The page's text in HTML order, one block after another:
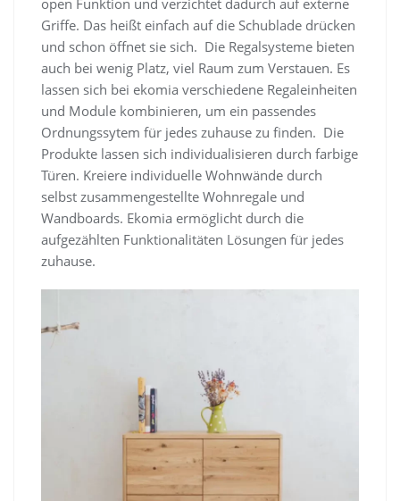
open Funktion und verzichtet dadurch auf externe
Griffe. Das heißt einfach auf die Schublade drücken
und schon öffnet sie sich. Die Regalsysteme bieten
auch bei wenig Platz, viel Raum zum Verstauen. Es
lassen sich bei ekomia verschiedene Regaleinheiten
und Module kombinieren, um ein passendes
Ordnungssytem für jedes zuhause zu finden. Die
Produkte lassen sich individualisieren durch farbige
Türen. Kreiere individuelle Wohnwände durch
selbst zusammengestellte Wohnregale und
Wandboards. Ekomia ermöglicht durch die
aufgezählten Funktionalitäten Lösungen für jedes
zuhause.